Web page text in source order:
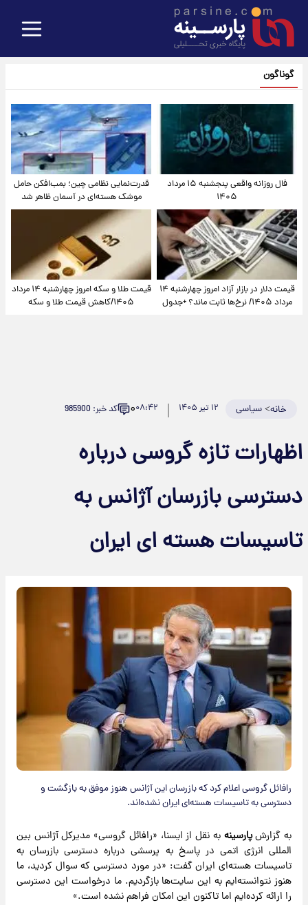
گوناگون
فال روزانه واقعی پنجشنبه ۱۵ مرداد
۱۴۰۵
قدرت‌نمایی نظامی چین؛ بمب‌افکن حامل
موشک هسته‌ای در آسمان ظاهر شد
قیمت دلار در بازار آزاد امروز چهارشنبه ۱۴
مرداد ۱۴۰۵/ نرخ‌ها ثابت ماند؟ +جدول
قیمت طلا و سکه امروز چهارشنبه ۱۴ مرداد
۱۴۰۵/کاهش قیمت طلا و سکه
خانه>سیاسی ۱۲ تیر ۱۴۰۵ ۰۸:۴۲۰ کد خبر: 985900
اظهارات تازه گروسی درباره
دسترسی بازرسان آژانس به
تاسیسات هسته ای ایران
رافائل گروسی اعلام کرد که بازرسان این آژانس هنوز موفق به بازگشت و
دسترسی به تاسیسات هسته‌ای ایران نشده‌اند.
به گزارشپارسینه به نقل از ایسنا، «رافائل گروسی» مدیرکل آژانس بین‌
المللی انرژی اتمی در پاسخ به پرسشی درباره دسترسی بازرسان به
تاسیسات هسته‌ای ایران گفت: «در مورد دسترسی که سوال کردید، ما
هنوز نتوانسته‌ایم به این سایت‌ها بازگردیم. ما درخواست این دسترسی
را ارائه کرده‌ایم اما تاکنون این امکان فراهم نشده است.»